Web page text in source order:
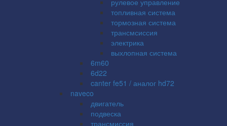
топливная система
тормозная система
трансмсиссия
электрика
выхлопная система
6m60
6d22
canter fe51 / аналог hd72
naveco
двигатель
подвеска
трансмиссия